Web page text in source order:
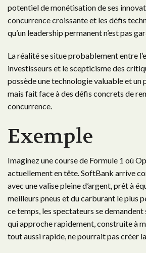
potentiel de monétisation de ses
concurrence croissante et les défis
qu’un leadership permanent n’est pas
La réalité se situe probablement entre
investisseurs et le scepticisme des
possède une technologie valuable et
mais fait face à des défis concrets de
concurrence.
Exemple
Imaginez une course de Formule 1 où
actuellement en tête. SoftBank arrive
avec une valise pleine d’argent, prêt à
meilleurs pneus et du carburant le plus
ce temps, les spectateurs se
qui approche rapidement, construite à
tout aussi rapide, ne pourrait pas créer